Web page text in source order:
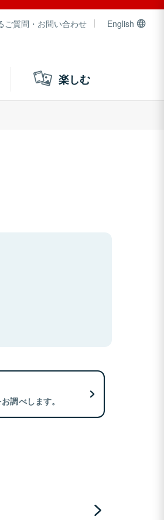
ご質問・お問い合わせ English
楽しむ
調べします。